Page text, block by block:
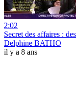
2:02
Secret des affaires :
Delphine BATHO
il y a 8 ans